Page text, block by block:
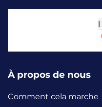
l
À propos de nous
Comment cela marche